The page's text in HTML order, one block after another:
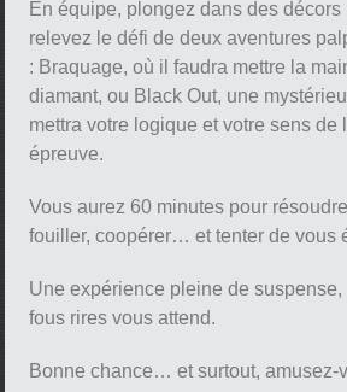
En équipe, plongez dans des décors
relevez le défi de deux aventures
: Braquage, où il faudra mettre la
diamant, ou Black Out, une
mettra votre logique et votre sens de
épreuve.
Vous aurez 60 minutes pour
fouiller, coopérer… et tenter de vous
Une expérience pleine de
fous rires vous attend.
Bonne chance… et surtout, amusez-